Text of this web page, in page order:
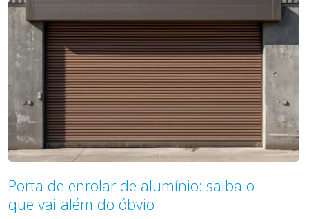
Porta de enrolar de alumínio: saiba o
que vai além do óbvio